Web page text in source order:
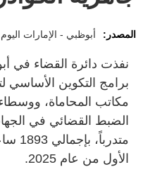
المصدر: أبوظبي - الإمارات اليوم
برامج التكوين الأساسي
مكاتب المحاماة،
الأول من عام 2025.